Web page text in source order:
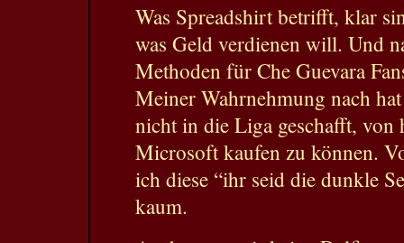
Was Spreadshirt betrifft, klar
was Geld verdienen will. Und
Methoden für Che Guevara
Meiner Wahrnehmung nach
nicht in die Liga geschafft, von
Microsoft kaufen zu können.
ich diese “ihr seid die dunkle
kaum.